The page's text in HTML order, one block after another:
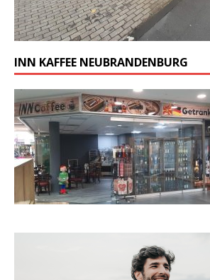
INN KAFFEE NEUBRANDENBURG